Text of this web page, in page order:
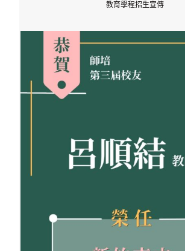
教育學程招生宣傳